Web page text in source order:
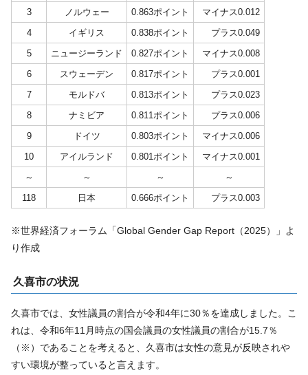
3
ノルウェー 0.863ポイント
マイナス0.012
4
イギリス 0.838ポイント
プラス0.049
5
ニュージーランド 0.827ポイント
マイナス0.008
6
スウェーデン 0.817ポイント
プラス0.001
7
モルドバ 0.813ポイント
プラス0.023
8
ナミビア 0.811ポイント
プラス0.006
9
ドイツ 0.803ポイント
マイナス0.006
10
アイルランド 0.801ポイント
マイナス0.001
～
～ ～
～
118
日本 0.666ポイント プラス0.003
※世界経済フォーラム「Global Gender Gap Report（2025）」よ
り作成
久喜市の状況
久喜市では、女性議員の割合が令和4年に30％を達成しました。こ
れは、令和6年11月時点の国会議員の女性議員の割合が15.7％
（※）であることを考えると、久喜市は女性の意見が反映されや
すい環境が整っていると言えます。